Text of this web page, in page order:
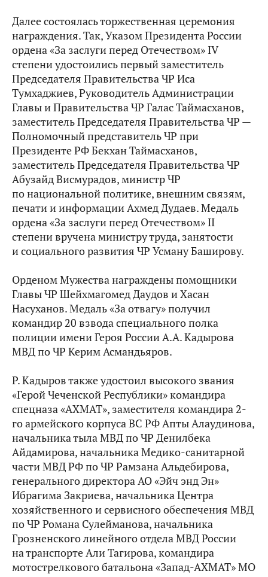
Далее состоялась торжественная церемония
награждения. Так, Указом Президента России
ордена «За заслуги перед Отечеством» IV
степени удостоились первый заместитель
Председателя Правительства ЧР Иса
Тумхаджиев, Руководитель Администрации
Главы и Правительства ЧР Галас Таймасханов,
заместитель Председателя Правительства ЧР —
Полномочный представитель ЧР при
Президенте РФ Бекхан Таймасханов,
заместитель Председателя Правительства ЧР
Абузайд Висмурадов, министр ЧР
по национальной политике, внешним связям,
печати и информации Ахмед Дудаев. Медаль
ордена «За заслуги перед Отечеством» II
степени вручена министру труда, занятости
и социального развития ЧР Усману Баширову.
Орденом Мужества награждены помощники
Главы ЧР Шейхмагомед Даудов и Хасан
Насуханов. Медаль «За отвагу» получил
командир 20 взвода специального полка
полиции имени Героя России А.А. Кадырова
МВД по ЧР Керим Асмандьяров.
Р. Кадыров также удостоил высокого звания
«Герой Чеченской Республики» командира
спецназа «АХМАТ», заместителя командира 2-
го армейского корпуса ВС РФ Апты Алаудинова,
начальника тыла МВД по ЧР Денилбека
Айдамирова, начальника Медико-санитарной
части МВД РФ по ЧР Рамзана Альдебирова,
генерального директора АО «Эйч энд Эн»
Ибрагима Закриева, начальника Центра
хозяйственного и сервисного обеспечения МВД
по ЧР Романа Сулейманова, начальника
Грозненского линейного отдела МВД России
на транспорте Али Тагирова, командира
мотострелкового батальона «Запад-АХМАТ» МО